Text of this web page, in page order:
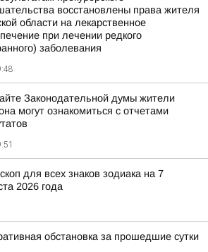
восстановлены права жителя
области на лекарственное
при лечении редкого
заболевания
Законодательной думы жители
могут ознакомиться с отчетами
для всех знаков зодиака на 7
2026 года
обстановка за прошедшие сутки